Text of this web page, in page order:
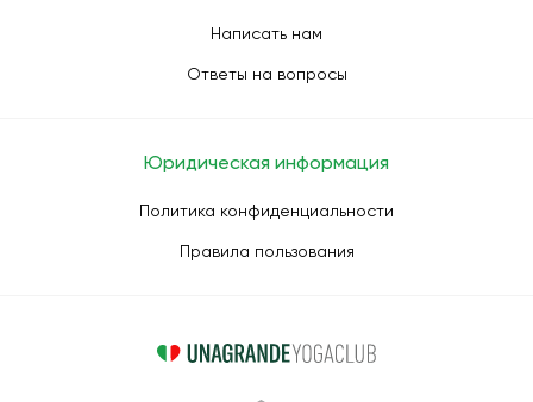
Написать нам
Ответы на вопросы
Юридическая информация
Политика конфиденциальности
Правила пользования